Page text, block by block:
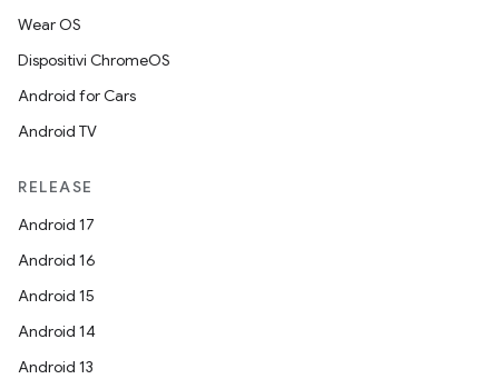
Wear OS
Dispositivi ChromeOS
Android for Cars
Android TV
RELEASE
Android 17
Android 16
Android 15
Android 14
Android 13